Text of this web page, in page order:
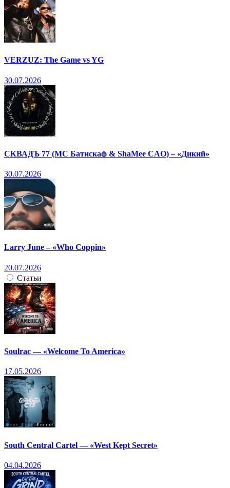
VERZUZ: The Game vs YG
30.07.2026
СКВАДЪ 77 (МС Батискаф & ShaMee CAO) – «Дикий»
30.07.2026
Larry June – «Who Coppin»
20.07.2026
Статьи
Soulrac — «Welcome To America»
17.05.2026
South Central Cartel — «West Kept Secret»
04.04.2026